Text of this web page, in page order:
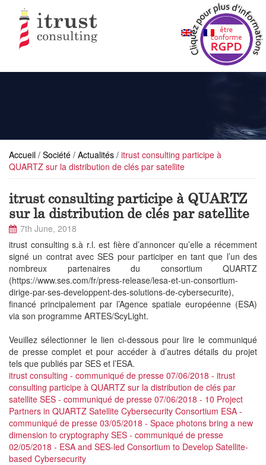
Accueil / Société / Actualités / itrust consulting participe à
QUARTZ sur la distribution de clés par satellite
itrust consulting participe à QUARTZ
sur la distribution de clés par satellite
7th June, 2018
itrust consulting s.à r.l. est fière d’annoncer qu’elle a récemment
signé un contrat avec SES pour participer en tant que l’un des
nombreux partenaires du consortium QUARTZ
(https://www.ses.com/fr/press-release/lesa-et-un-consortium-
dirige-par-ses-developpent-des-solutions-de-cybersecurite),
financé principalement par l’Agence spatiale européenne (ESA)
via son programme ARTES/ScyLight.
Veuillez sélectionner le lien ci-dessous pour lire le communiqué
de presse complet et pour accéder à d’autres détails du projet
tels que publiés par SES et l’ESA.
itrust consulting - communiqué de presse 07/06/2018 - itrust
consulting participe à QUARTZ sur la distribution de clés par
satellite SES - communiqué de presse 07/06/2018 - 10 Project
Partners in QUARTZ Satellite Cybersecurity Consortium ESA -
communiqué de presse 03/05/2018 - Space photons bring a new
dimension to cryptography SES - communiqué de presse
02/05/2018 - ESA and SES-led Consortium to Develop Satellite-
based Cybersecurity